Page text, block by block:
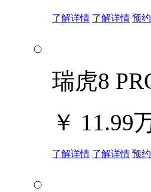
了解详情 了解详情 预
瑞虎8
￥ 11.99
了解详情 了解详情 预